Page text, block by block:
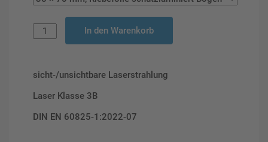
In den Warenkorb
sicht-/unsichtbare Laserstrahlung
Laser Klasse 3B
DIN EN 60825-1:2022-07